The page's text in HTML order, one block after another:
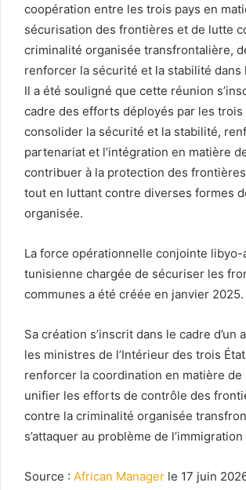
coopération entre les trois pays en
sécurisation des frontières et de lutte
criminalité organisée transfrontalière,
renforcer la sécurité et la stabilité dans
Il a été souligné que cette réunion
cadre des efforts déployés par les trois
consolider la sécurité et la stabilité,
partenariat et l’intégration en matière
contribuer à la protection des
tout en luttant contre diverses formes
organisée.
La force opérationnelle conjointe
tunisienne chargée de sécuriser les
communes a été créée en janvier 2025.
Sa création s’inscrit dans le cadre d’un
les ministres de l’Intérieur des trois
renforcer la coordination en matière de
unifier les efforts de contrôle des
contre la criminalité organisée
s’attaquer au problème de
Source : African Manager le 17 juin